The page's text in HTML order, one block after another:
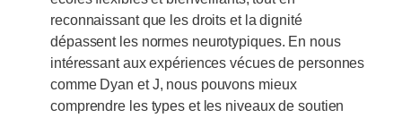
reconnaissant que les droits et la dignité
dépassent les normes neurotypiques. En nous
intéressant aux expériences vécues de personnes
comme Dyan et J, nous pouvons mieux
comprendre les types et les niveaux de soutien